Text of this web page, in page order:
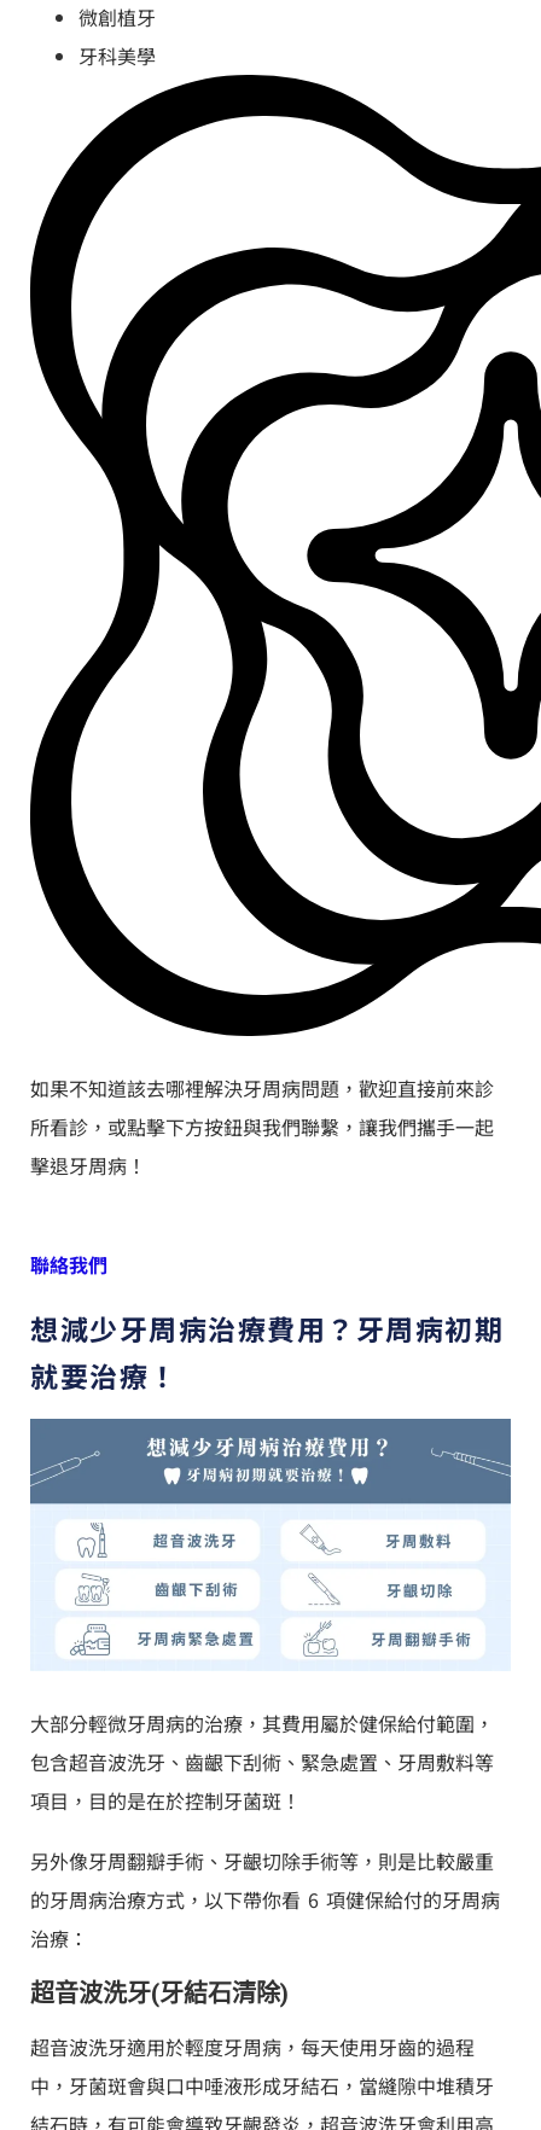
微創植牙
牙科美學
如果不知道該去哪裡解決牙周病問題，歡迎直接前來診
所看診，或點擊下方按鈕與我們聯繫，讓我們攜手一起
擊退牙周病！
聯絡我們
想減少牙周病治療費用？牙周病初期
就要治療！
大部分輕微牙周病的治療，其費用屬於健保給付範圍，
包含超音波洗牙、齒齦下刮術、緊急處置、牙周敷料等
項目，目的是在於控制牙菌斑！
另外像牙周翻瓣手術、牙齦切除手術等，則是比較嚴重
的牙周病治療方式，以下帶你看 6 項健保給付的牙周病
治療：
超音波洗牙(牙結石清除)
超音波洗牙適用於輕度牙周病，每天使用牙齒的過程
中，牙菌斑會與口中唾液形成牙結石，當縫隙中堆積牙
結石時，有可能會導致牙齦發炎，超音波洗牙會利用高